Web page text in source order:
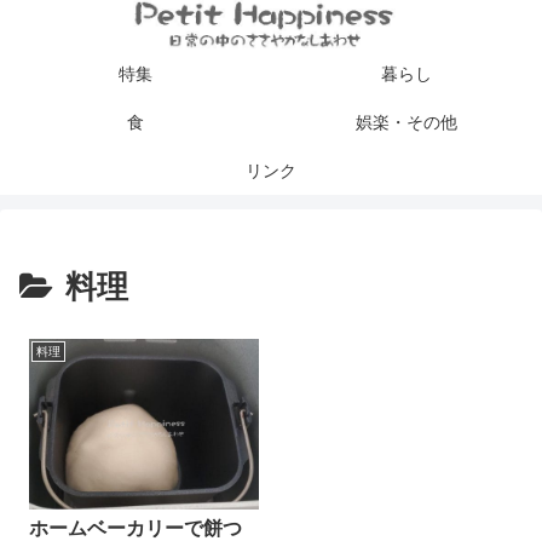
特集 暮らし
食 娯楽・その他
リンク
料理
料理
ホームベーカリーで餅つ